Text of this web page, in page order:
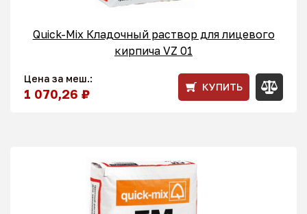
Quick-Mix Кладочный раствор для лицевого
кирпича VZ 01
Цена за меш.:
1 070,26 ₽ КУПИТЬ